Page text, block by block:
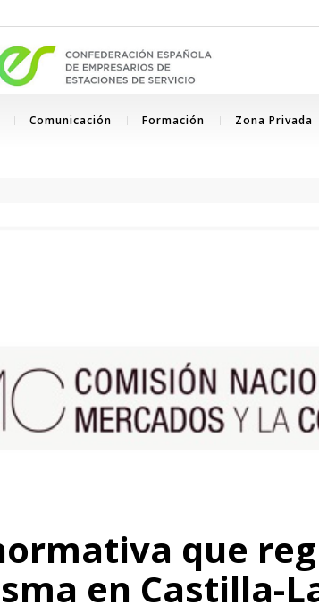
Comunicación Formación Zona Privada
que
en Castilla-